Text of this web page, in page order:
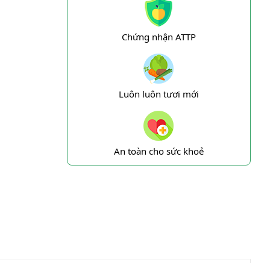
Chứng nhận ATTP
Luôn luôn tươi mới
An toàn cho sức khoẻ